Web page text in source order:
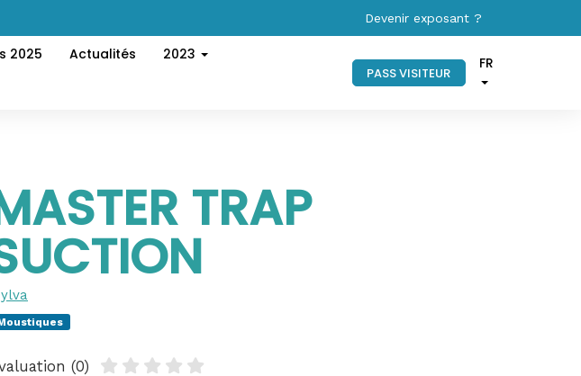
Devenir exposant ?
2025 Actualités 2023
PASS VISITEUR
FR
TRAP
(0)